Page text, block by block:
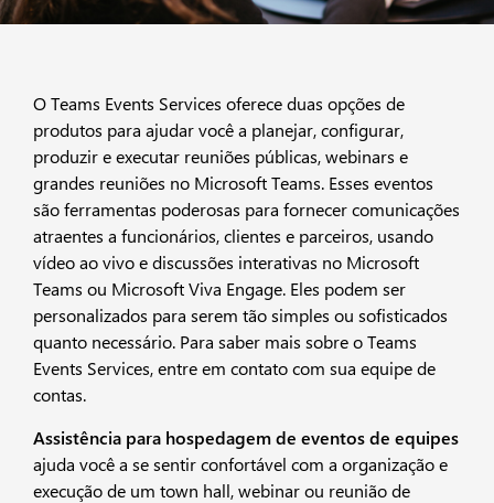
O Teams Events Services oferece duas opções de
produtos para ajudar você a planejar, configurar,
produzir e executar reuniões públicas, webinars e
grandes reuniões no Microsoft Teams. Esses eventos
são ferramentas poderosas para fornecer comunicações
atraentes a funcionários, clientes e parceiros, usando
vídeo ao vivo e discussões interativas no Microsoft
Teams ou Microsoft Viva Engage. Eles podem ser
personalizados para serem tão simples ou sofisticados
quanto necessário. Para saber mais sobre o Teams
Events Services, entre em contato com sua equipe de
contas.
Assistência para hospedagem de eventos de equipes
ajuda você a se sentir confortável com a organização e
execução de um town hall, webinar ou reunião de